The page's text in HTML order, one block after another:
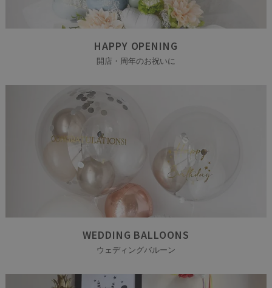
HAPPY OPENING
開店・周年のお祝いに
WEDDING BALLOONS
ウェディングバルーン